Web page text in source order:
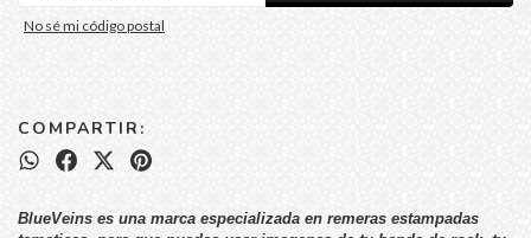
No sé mi código postal
COMPARTIR:
BlueVeins es una marca especializada en remeras estampadas